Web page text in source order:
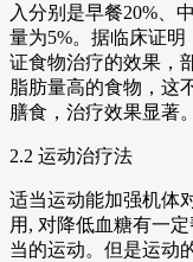
入分别是早餐20%、
量为5%。据临床证
证食物治疗的效果，
脂肪量高的食物，这
膳食，治疗效果显著。
2.2 运动治疗法
适当运动能加强机体
用, 对降低血糖有一
当的运动。但是运动